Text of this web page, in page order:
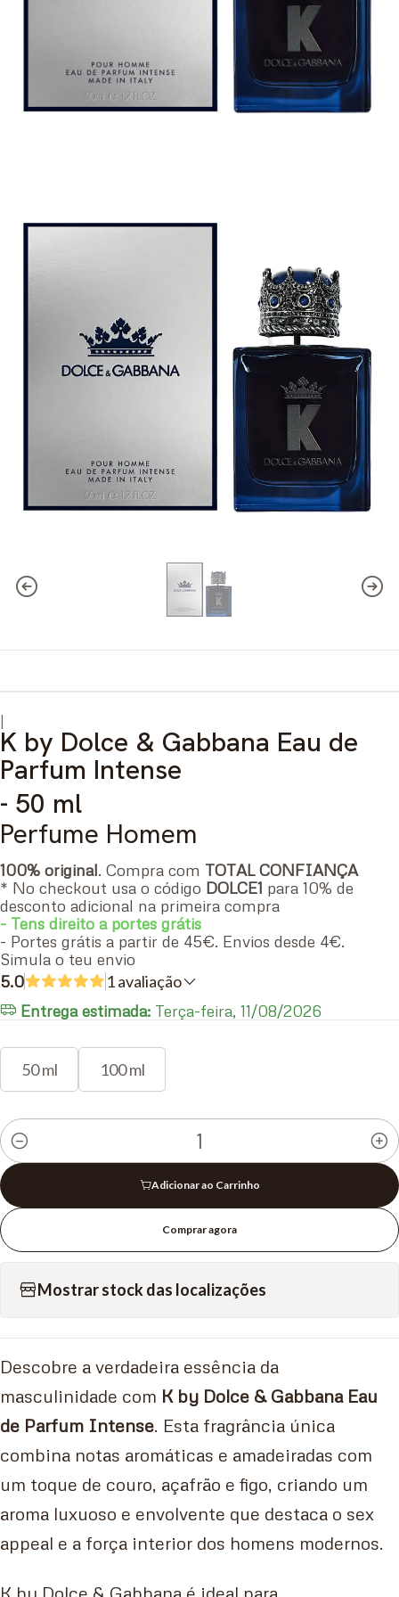
|
K by Dolce & Gabbana Eau de
Parfum Intense
- 50 ml
Perfume Homem
100% original. Compra com TOTAL CONFIANÇA
* No checkout usa o código DOLCE1 para 10% de
desconto adicional na primeira compra
- Tens direito a portes grátis
- Portes grátis a partir de 45€. Envios desde 4€.
Simula o teu envio
5.0
1 avaliação
Entrega estimada: Terça-feira, 11/08/2026
50 ml 100 ml
Quantidade
Adicionar ao Carrinho
Comprar agora
Mostrar stock das localizações
Descobre a verdadeira essência da
masculinidade com K by Dolce & Gabbana Eau
de Parfum Intense. Esta fragrância única
combina notas aromáticas e amadeiradas com
um toque de couro, açafrão e figo, criando um
aroma luxuoso e envolvente que destaca o sex
appeal e a força interior dos homens modernos.
K by Dolce & Gabbana é ideal para